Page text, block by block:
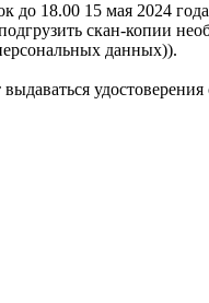
18.00 15 мая 2024
скан-копии
данных)).